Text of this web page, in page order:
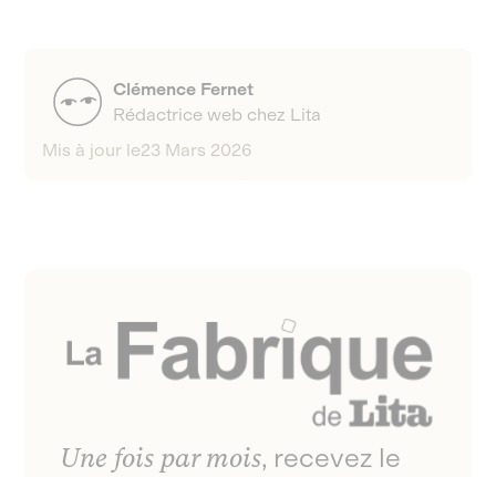
Clémence Fernet
Rédactrice web chez Lita
Mis à jour le23 Mars 2026
Une fois par mois, recevez le